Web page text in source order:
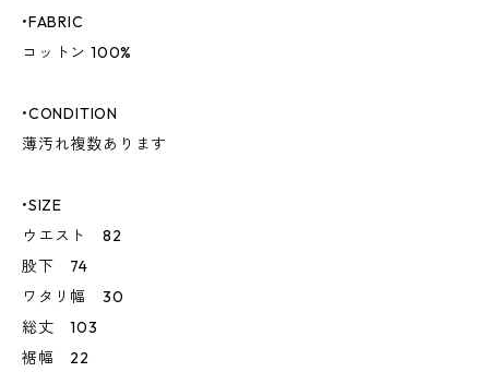
•FABRIC
コットン 100%
•CONDITION
薄汚れ複数あります
•SIZE
ウエスト 82
股下 74
ワタリ幅 30
総丈 103
裾幅 22